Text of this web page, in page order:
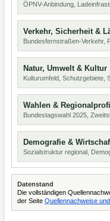
ÖPNV-Anbindung,
Verkehr, Sicherheit &
Bundesfernstraßen-Verkehr,
Natur, Umwelt & Kultur
Kulturumfeld, Schutzgebiete,
Wahlen & Regionalprofil
Bundestagswahl 2025,
Demografie &
Sozialstruktur regional,
Datenstand
Die vollständigen
der Seite Quellennachweise